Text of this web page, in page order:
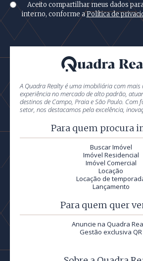
Aceito compartilhar meus dados
interno, conforme aPolítica de
A Quadra Realty é uma imobiliária com mais
experiência no mercado de alto padrão,
destinos de Campo, Praia e São Paulo. Com
setor, nos destacamos pela excelência,
Para quem procura
Buscar Imóvel
Imóvel Residencial
Imóvel Comercial
Locação
Locação de
Lançamento
Para quem quer
Anuncie na Quadra
Gestão exclusiva QR